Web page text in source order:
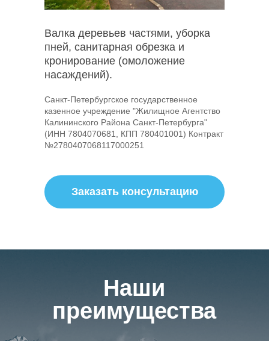
Заказать консультацию
Валка деревьев частями, уборка
пней, санитарная обрезка и
кронирование (омоложение
насаждений).
Санкт-Петербургское государственное
казенное учреждение "Жилищное Агентство
Калининского Района Санкт-Петербурга"
(ИНН 7804070681, КПП 780401001) Контракт
№2780407068117000251
Наши
преимущества